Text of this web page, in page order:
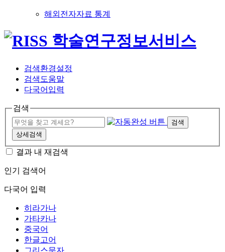
해외전자자료 통계
검색환경설정
검색도움말
다국어입력
검색
검색
상세검색
결과 내 재검색
인기 검색어
다국어 입력
히라가나
가타카나
중국어
한글고어